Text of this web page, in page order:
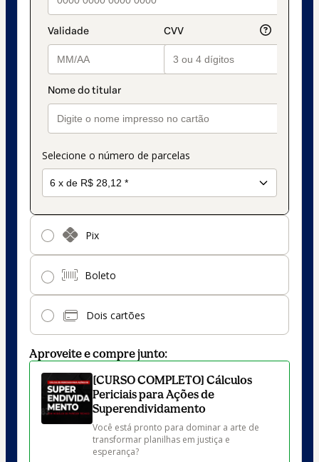
Selecione o número de parcelas
Pix
Boleto
Dois cartões
Aproveite e compre junto:
[CURSO COMPLETO] Cálculos
Periciais para Ações de
Superendividamento
Você está pronto para dominar a arte de
transformar planilhas em justiça e
esperança?